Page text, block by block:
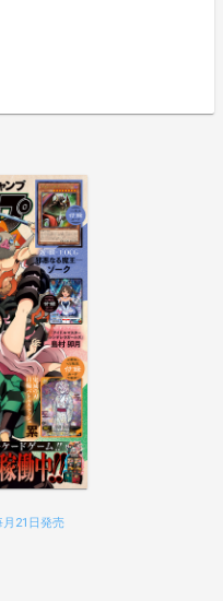
月21日発売